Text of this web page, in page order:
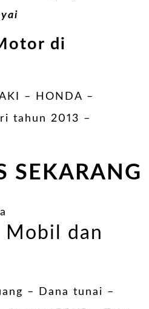
di
– HONDA –
tahun 2013 –
SEKARANG
Mobil dan
– Dana tunai –